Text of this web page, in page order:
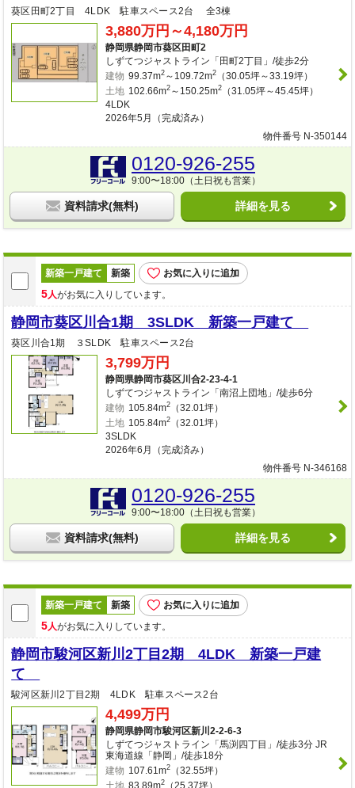
葵区田町2丁目 4LDK 駐車スペース2台 全3棟
3,880万円～4,180万円
静岡県静岡市葵区田町2
しずてつジャストライン「田町2丁目」/徒歩2分
建物 99.37m2～109.72m2（30.05坪～33.19坪）
土地 102.66m2～150.25m2（31.05坪～45.45坪）
4LDK
2026年5月（完成済み）
物件番号 N-350144
0120-926-255
9:00〜18:00（土日祝も営業）
資料請求(無料) 詳細を見る
新築一戸建て 新築 お気に入りに追加
5人がお気に入りしています。
静岡市葵区川合1期 3SLDK 新築一戸建て
葵区川合1期 ３SLDK 駐車スペース2台
3,799万円
静岡県静岡市葵区川合2-23-4-1
しずてつジャストライン「南沼上団地」/徒歩6分
建物 105.84m2（32.01坪）
土地 105.84m2（32.01坪）
3SLDK
2026年6月（完成済み）
物件番号 N-346168
0120-926-255
9:00〜18:00（土日祝も営業）
資料請求(無料) 詳細を見る
新築一戸建て 新築 お気に入りに追加
5人がお気に入りしています。
静岡市駿河区新川2丁目2期 4LDK 新築一戸建
て
駿河区新川2丁目2期 4LDK 駐車スペース2台
4,499万円
静岡県静岡市駿河区新川2-2-6-3
しずてつジャストライン「馬渕四丁目」/徒歩3分 JR
東海道線「静岡」/徒歩18分
建物 107.61m2（32.55坪）
土地 83.89m2（25.37坪）